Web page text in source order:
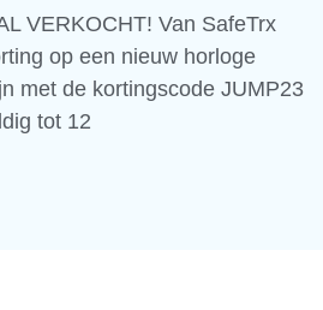
VERKOCHT! Van SafeTrx
op een nieuw horloge
met de kortingscode JUMP23
tot 12